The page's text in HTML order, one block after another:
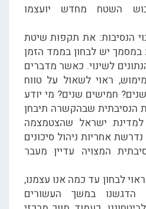
השטח מחדש יועצמו
הנסיבות: את תקפות שיטת
במסמך יש לבחון בממד הזמן
לשינוי. כאשר מדברים
ראוי לשאול על טווח
חמישים שנים? מי יודע
הנסיבתית שבהקשרה תיבחן
למדינת ישראל שהצטמצמה
אחריות ניהול סיכונים
המצויה עדיין מעבר
לבחון עד כמה אנו עצמנו,
במשך העשורים